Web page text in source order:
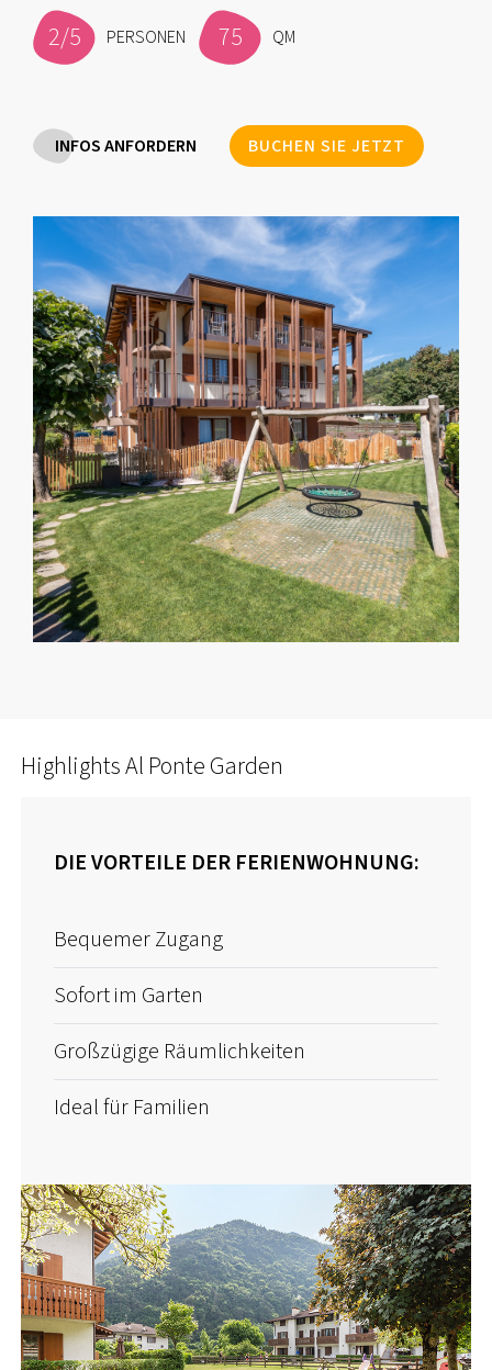
2/5 PERSONEN 75 QM
INFOS ANFORDERN BUCHEN SIE JETZT
Highlights Al Ponte Garden
DIE VORTEILE DER FERIENWOHNUNG:
Bequemer Zugang
Sofort im Garten
Großzügige Räumlichkeiten
Ideal für Familien